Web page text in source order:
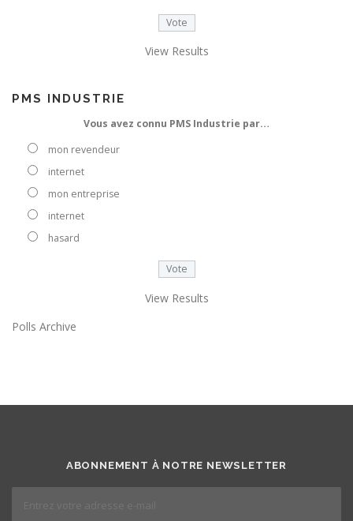
View Results
PMS INDUSTRIE
Vous avez connu PMS Industrie par…
mon revendeur
internet
mon entreprise
internet
hasard
View Results
Polls Archive
ABONNEMENT À NOTRE NEWSLETTER